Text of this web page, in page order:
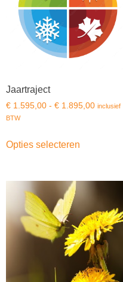
Jaartraject
€ 1.595,00 - € 1.895,00 inclusief
BTW
Opties selecteren